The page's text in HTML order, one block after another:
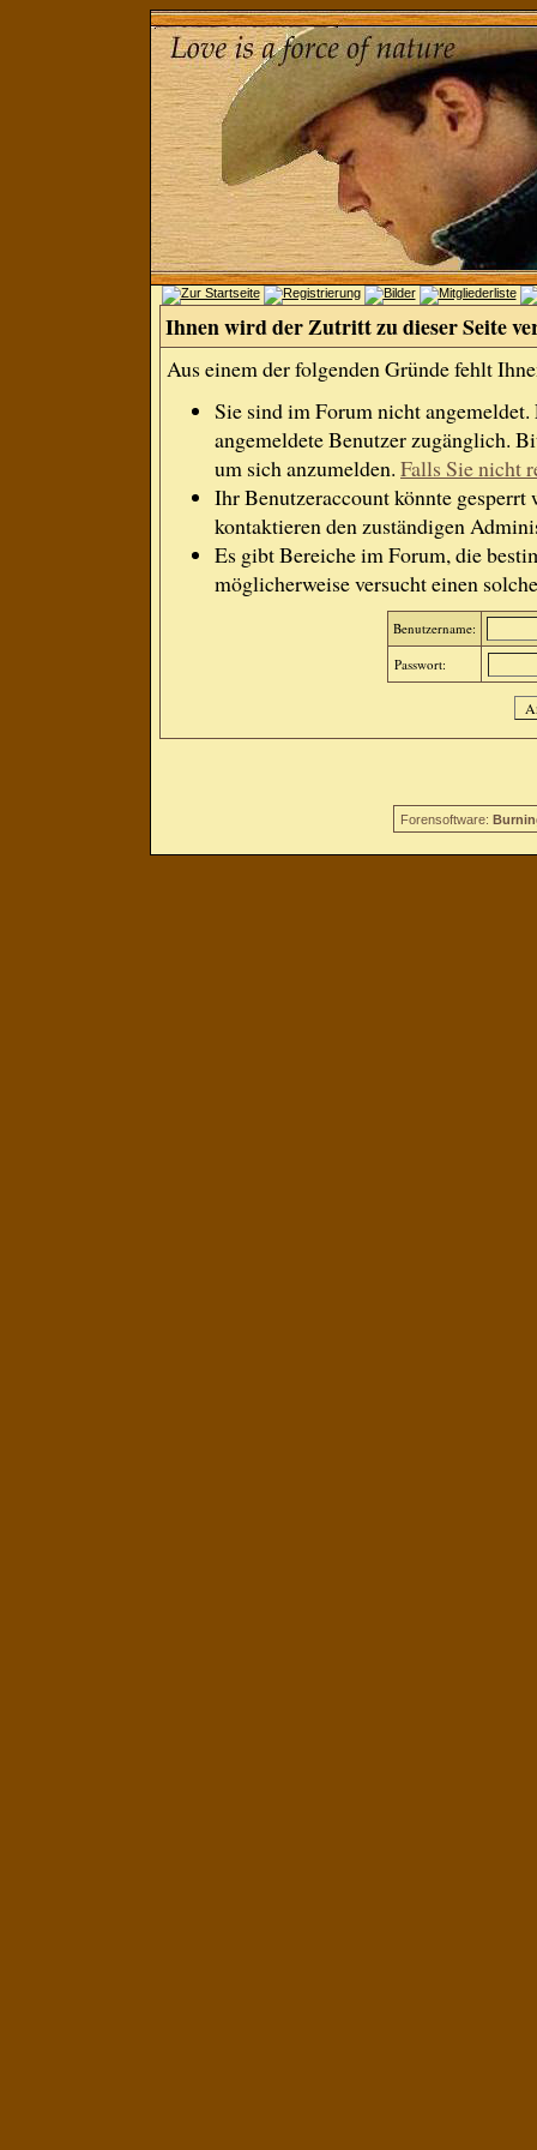
Ihnen wird der Zutritt zu dieser Seite
Aus einem der folgenden Gründe fehlt
Sie sind im Forum nicht
angemeldete Benutzer zugänglich.
um sich anzumelden. Falls Sie nicht
Ihr Benutzeraccount könnte gesperrt
kontaktieren den zuständigen
Es gibt Bereiche im Forum, die
möglicherweise versucht einen
Benutzername:
Passwort:
Forensoftware: